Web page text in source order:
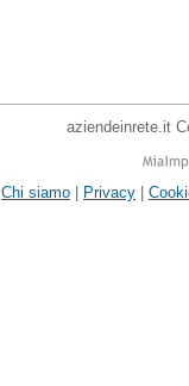
aziendeinrete.it
Chi siamo | Privacy |